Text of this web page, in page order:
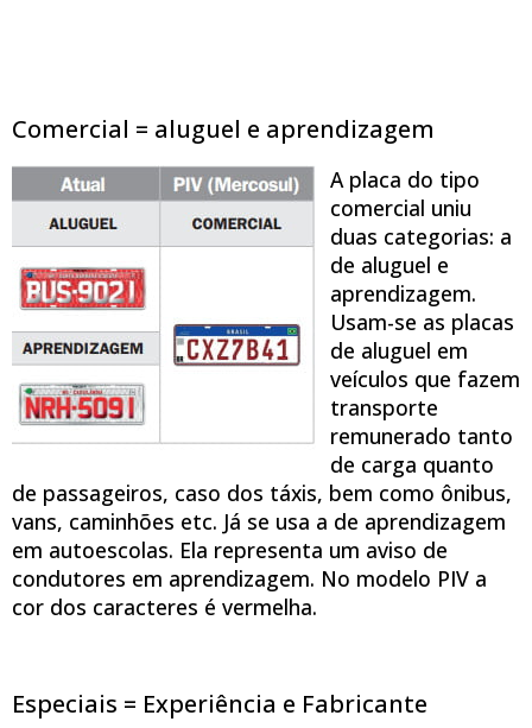
Comercial = aluguel e aprendizagem
A placa do tipo
comercial uniu
duas categorias: a
de aluguel e
aprendizagem.
Usam-se as placas
de aluguel em
veículos que fazem
transporte
remunerado tanto
de carga quanto
de passageiros, caso dos táxis, bem como ônibus,
vans, caminhões etc. Já se usa a de aprendizagem
em autoescolas. Ela representa um aviso de
condutores em aprendizagem. No modelo PIV a
cor dos caracteres é vermelha.
Especiais = Experiência e Fabricante